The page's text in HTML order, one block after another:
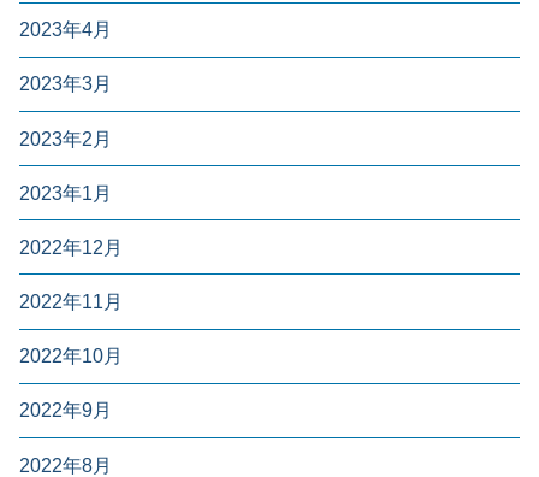
2023年4月
2023年3月
2023年2月
2023年1月
2022年12月
2022年11月
2022年10月
2022年9月
2022年8月